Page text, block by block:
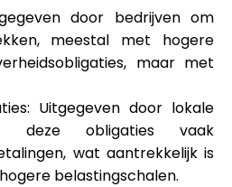
door bedrijven om
meestal met hogere
maar met
Uitgegeven door lokale
deze obligaties vaak
wat aantrekkelijk is
belastingschalen.